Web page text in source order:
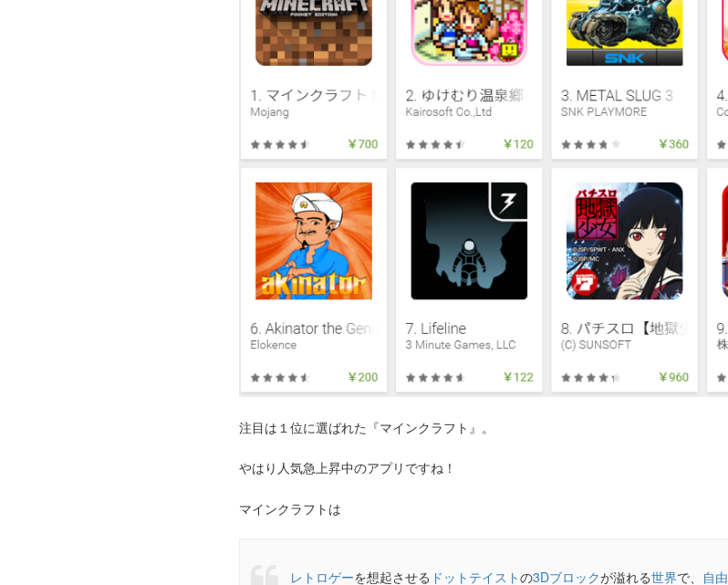
注目は１位に選ばれた『マインクラフト』。
やはり人気急上昇中のアプリですね！
マインクラフトは
レトロゲーを想起させる ドット テイストの3Dブロックが溢れる世界で、 自由